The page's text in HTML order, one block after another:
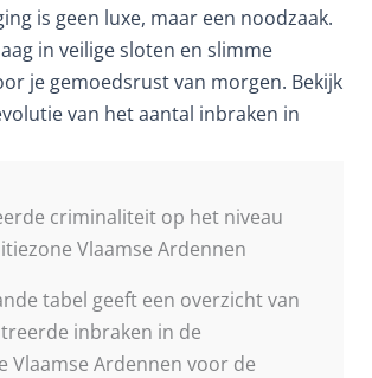
is geen luxe, maar een noodzaak.
in veilige sloten en slimme
je gemoedsrust van morgen. Bekijk
van het aantal inbraken in
criminaliteit op het niveau
Vlaamse Ardennen
tabel geeft een overzicht van
inbraken in de
Vlaamse Ardennen voor de